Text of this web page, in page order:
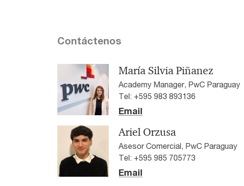
Contáctenos
María Silvia Piñanez
Academy Manager, PwC Paraguay
Tel: +595 983 893136
Email
Ariel Orzusa
Asesor Comercial, PwC Paraguay
Tel: +595 985 705773
Email